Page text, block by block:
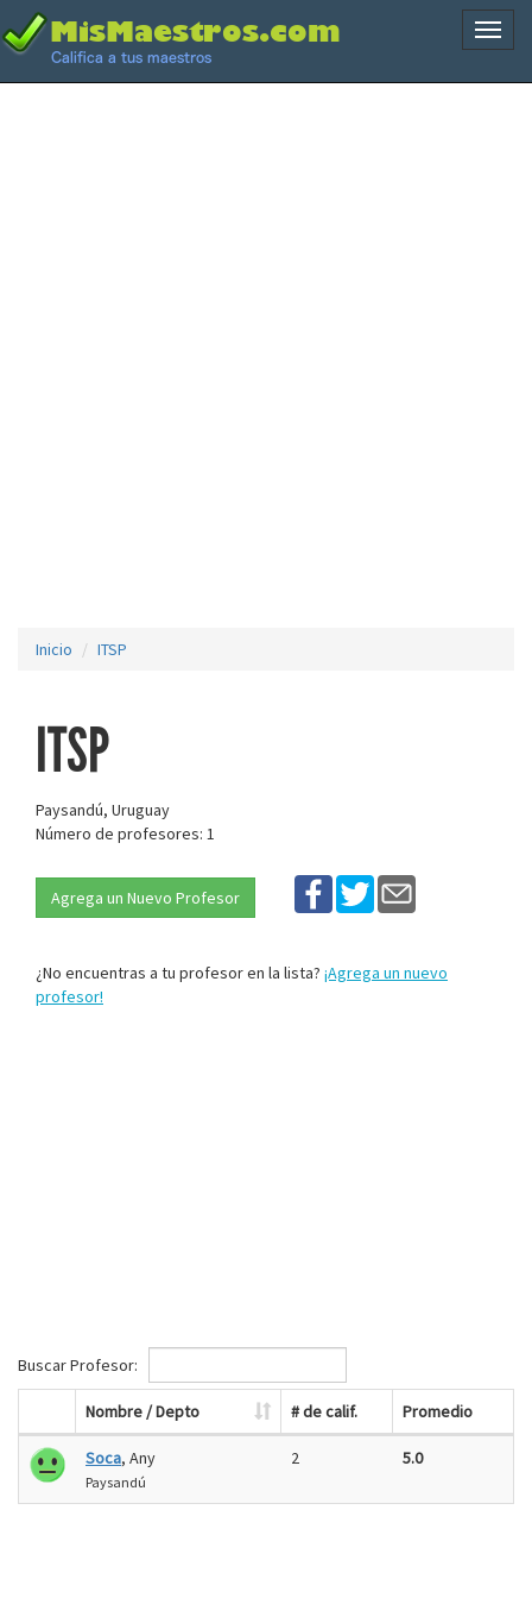
Inicio ITSP
ITSP
Paysandú, Uruguay
Número de profesores: 1
Agrega un Nuevo Profesor
¿No encuentras a tu profesor en la lista? ¡Agrega un nuevo
profesor!
Buscar Profesor:
Nombre / Depto # de calif. Promedio
Soca, Any
Paysandú
2 5.0